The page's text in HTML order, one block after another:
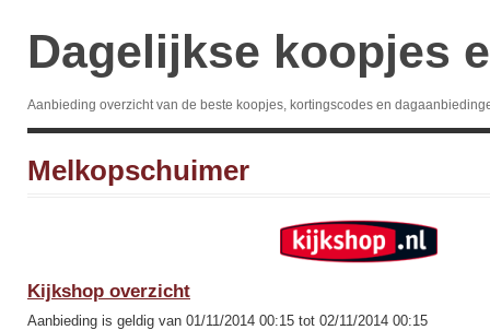
Dagelijkse koopjes
Aanbieding overzicht van de beste koopjes, kortingscodes en
Melkopschuimer
Kijkshop overzicht
Aanbieding is geldig van 01/11/2014 00:15 tot 02/11/2014 00:15